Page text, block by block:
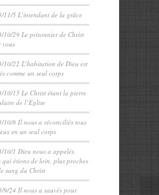
11/5 L’intendant de la grâce
10/29 Le prisonnier de Christ
vous
10/22 L’habitation de Dieu est
comme un seul corps
10/15 Le Christ étant la pierre
de l’Église
10/8 Il nous a réconciliés tous
en un seul corps
10/1 Dieu nous a appelés,
qui étions de loin, plus proches
sang du Christ
9/24 Il nous a sauvés pour